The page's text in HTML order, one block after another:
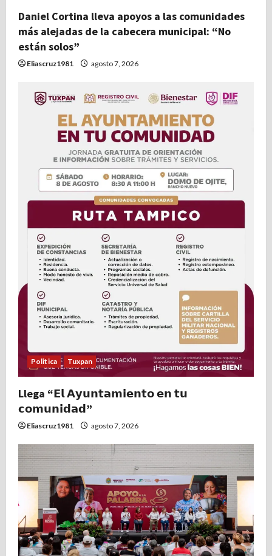
Daniel Cortina lleva apoyos a las comunidades
más alejadas de la cabecera municipal: “No
están solos”
Eliascruz1981 agosto 7, 2026
Politica Tuxpan
Llega “𝗘𝗹 𝗔𝘆𝘂𝗻𝘁𝗮𝗺𝗶𝗲𝗻𝘁𝗼 𝗲𝗻 𝘁𝘂
𝗰𝗼𝗺𝘂𝗻𝗶𝗱𝗮𝗱”
Eliascruz1981 agosto 7, 2026